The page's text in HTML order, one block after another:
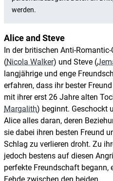
Alice and Steve
In der britischen Anti-
(Nicola Walker) und Steve (
langjährige und enge
erfahren, dass ihr bester
mit ihrer erst 26 Jahre alten
Margalith) beginnt. Geschockt
Alice alles daran, deren
sie dabei ihren besten Freund
Schlag zu verlieren droht. Zu
jedoch bestens auf diesen
perfekte Freundschaft begann,
Fehde zwischen den beiden.